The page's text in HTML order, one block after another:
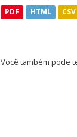
PDF HTML CSV
Você também pode